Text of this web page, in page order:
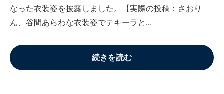
なった衣装姿を披露しました。【実際の投稿：さおり
ん、谷間あらわな衣装姿でテキーラと...
続きを読む